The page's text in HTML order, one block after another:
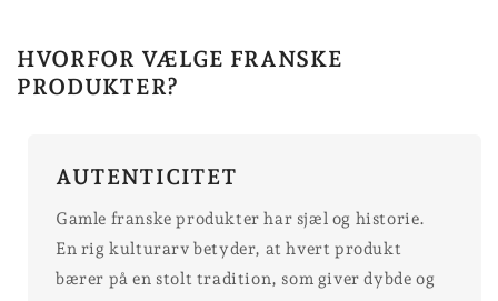
HVORFOR VÆLGE FRANSKE
PRODUKTER?
AUTENTICITET
Gamle franske produkter har sjæl og historie.
En rig kulturarv betyder, at hvert produkt
bærer på en stolt tradition, som giver dybde og